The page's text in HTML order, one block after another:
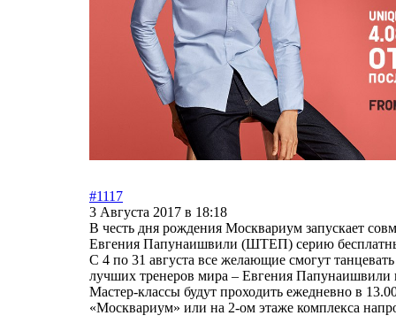
#1117
3 Августа 2017 в 18:18
В честь дня рождения Москвариум запускает
Евгения Папунаишвили (ШТЕП) серию
С 4 по 31 августа все желающие смогут
лучших тренеров мира – Евгения Папунаишвили
Мастер-классы будут проходить ежедневно в
«Москвариум» или на 2-ом этаже комплекса